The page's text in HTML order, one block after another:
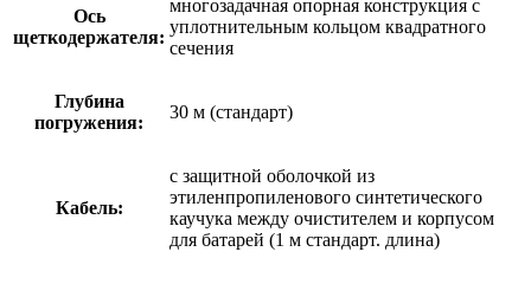
Ось
щеткодержателя:
многозадачная опорная конструкция с
уплотнительным кольцом квадратного
сечения
Глубина
погружения:
30 м (стандарт)
Кабель:
с защитной оболочкой из
этиленпропиленового синтетического
каучука между очистителем и корпусом
для батарей (1 м стандарт. длина)